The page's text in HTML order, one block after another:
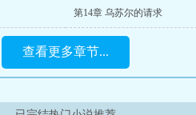
第14章 乌苏尔的请求
查看更多章节...